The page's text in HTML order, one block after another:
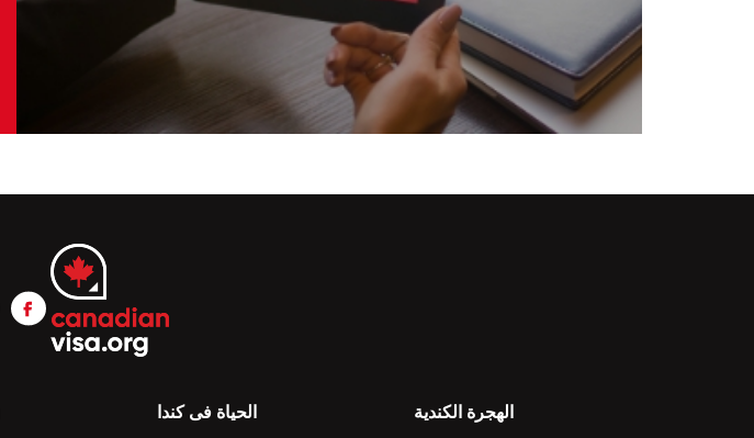
الهجرة الكندية الحياة فى كندا